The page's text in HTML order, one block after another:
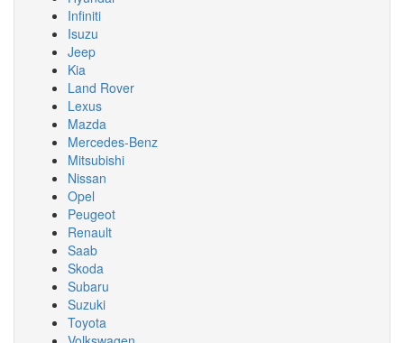
Infiniti
Isuzu
Jeep
Kia
Land Rover
Lexus
Mazda
Mercedes-Benz
Mitsubishi
Nissan
Opel
Peugeot
Renault
Saab
Skoda
Subaru
Suzuki
Toyota